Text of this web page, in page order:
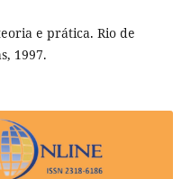
e prática. Rio de
1997.